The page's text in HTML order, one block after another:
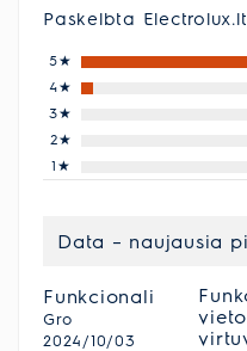
Paskelbta Electrolux.lt
5★
4★
3★
2★
1★
Data – naujausia
Funkcionali
Gro
2024/10/03